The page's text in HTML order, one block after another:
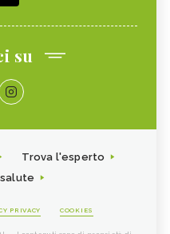
su
Trova l'esperto
PRIVACY COOKIES